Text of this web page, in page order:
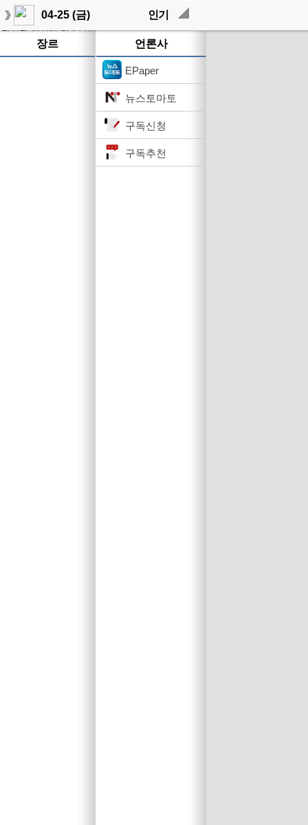
04-25 (금) 인기
장르 언론사
EPaper
뉴스토마토
구독신청
구독추천
작성된 기사가 없습니다.